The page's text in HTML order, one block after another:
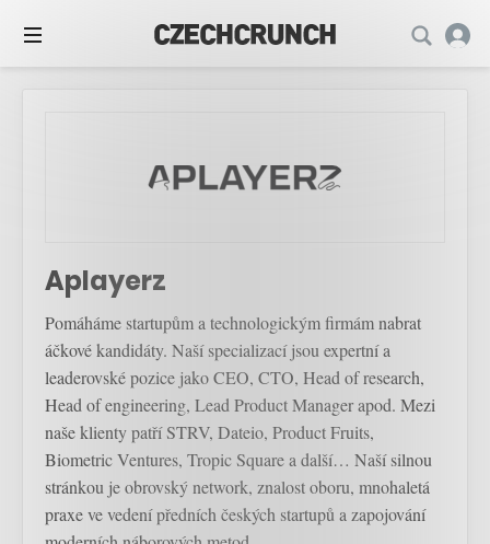
Aplayerz
Pomáháme startupům a technologickým firmám nabrat
áčkové kandidáty. Naší specializací jsou expertní a
leaderovské pozice jako CEO, CTO, Head of research,
Head of engineering, Lead Product Manager apod. Mezi
naše klienty patří STRV, Dateio, Product Fruits,
Biometric Ventures, Tropic Square a další… Naší silnou
stránkou je obrovský network, znalost oboru, mnohaletá
praxe ve vedení předních českých startupů a zapojování